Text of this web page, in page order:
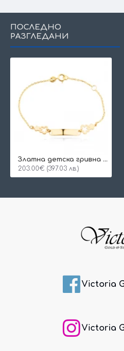
ПОСЛЕДНО
РАЗГЛЕДАНИ
Златна детска гривна Flower
203.00€ (397.03 лв.)
Victoria
Victoria